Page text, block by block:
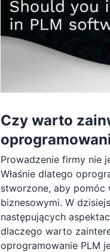
Czy warto
Prowadzenie firmy nie
Właśnie dlatego
stworzone, aby pomóc
biznesowymi. W
następujących
dlaczego warto
oprogramowanie PLM